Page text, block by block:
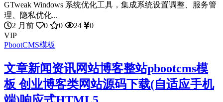
GTweak Windows 系统优化工具，集成系统设置调整、服务管
理、隐私优化...
2 月前
0 0 24
0
VIP
PbootCMS模板
文章新闻资讯网站博客整站pbootcms模
板 创业博客类网站源码下载(自适应手机